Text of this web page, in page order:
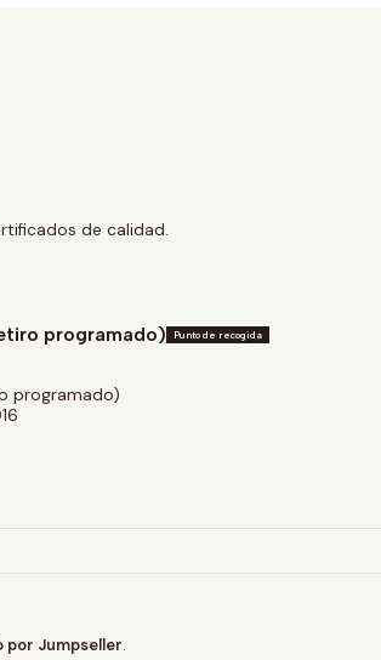
de calidad.
programado) Punto de recogida
programado)
por Jumpseller.